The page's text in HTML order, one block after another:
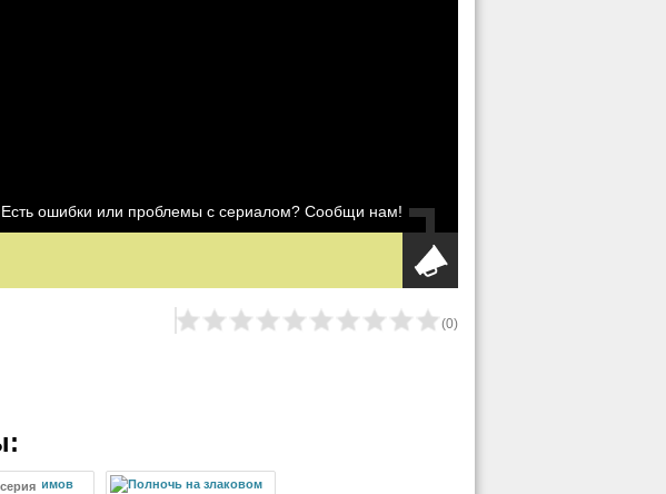
Есть ошибки или проблемы с сериалом? Сообщи нам!
(0)